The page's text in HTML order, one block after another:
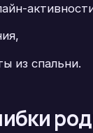
из спальни.